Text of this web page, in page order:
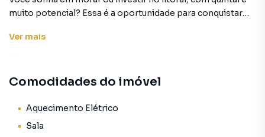
muito potencial? Essa é a oportunidade para conquistar
na Praia Grande/SP, com 150m² de área total, bem
refúgio para quem deseja tranquilidade, espaço e
Essa casa é ideal tanto para moradia fixa quanto para casa
Ver mais
Comodidades do imóvel
Aquecimento Elétrico
Sala